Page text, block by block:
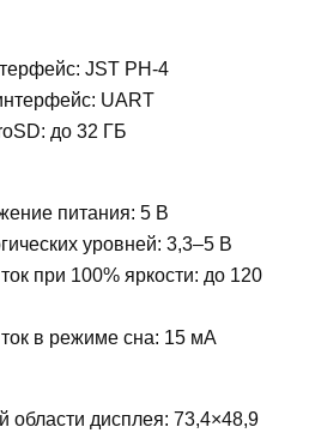
JST PH-4
UART
до 32 ГБ
питания: 5 В
уровней: 3,3–5 В
при 100% яркости: до 120
в режиме сна: 15 мА
области дисплея: 73,4×48,9